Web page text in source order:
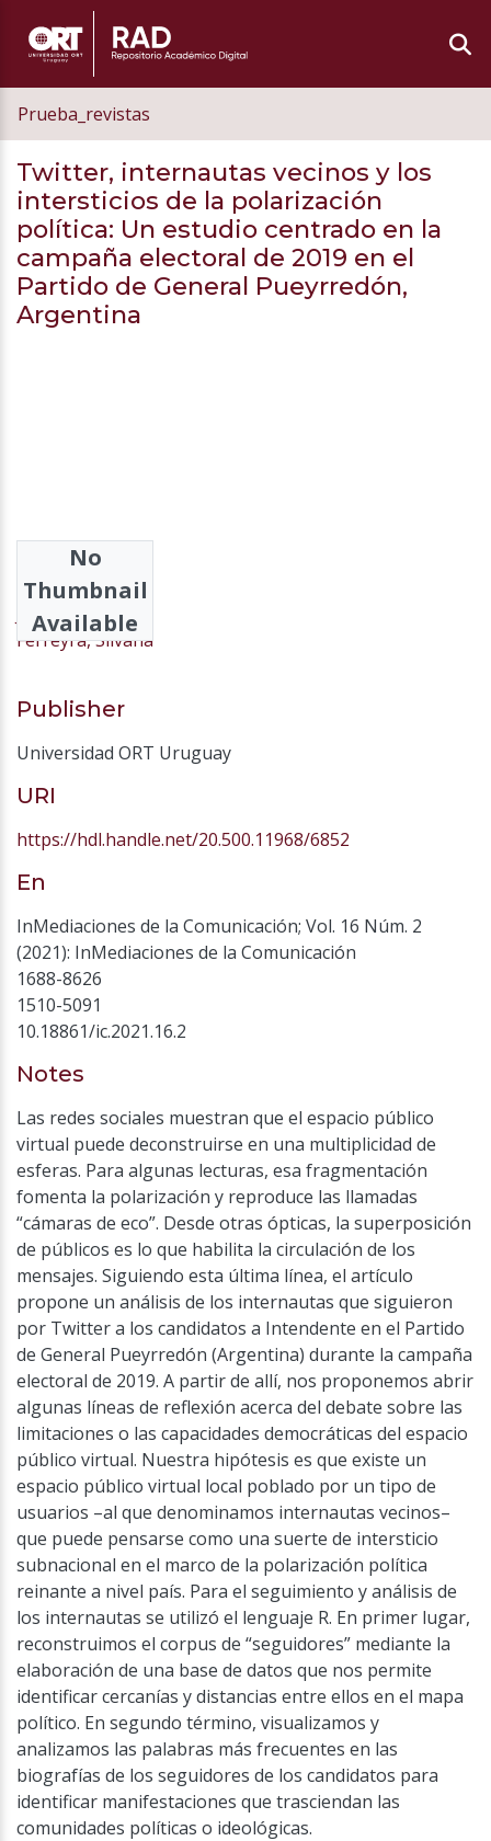
Prueba_revistas
Twitter, internautas vecinos y los
intersticios de la polarización
política: Un estudio centrado en la
campaña electoral de 2019 en el
Partido de General Pueyrredón,
Argentina
No
Thumbnail
Available
Authors
Juares, Wanda
Ferreyra, Silvana
Publisher
Universidad ORT Uruguay
URI
https://hdl.handle.net/20.500.11968/6852
En
InMediaciones de la Comunicación; Vol. 16 Núm. 2
(2021): InMediaciones de la Comunicación
1688-8626
1510-5091
10.18861/ic.2021.16.2
Notes
Las redes sociales muestran que el espacio público
virtual puede deconstruirse en una multiplicidad de
esferas. Para algunas lecturas, esa fragmentación
fomenta la polarización y reproduce las llamadas
“cámaras de eco”. Desde otras ópticas, la superposición
de públicos es lo que habilita la circulación de los
mensajes. Siguiendo esta última línea, el artículo
propone un análisis de los internautas que siguieron
por Twitter a los candidatos a Intendente en el Partido
de General Pueyrredón (Argentina) durante la campaña
electoral de 2019. A partir de allí, nos proponemos abrir
algunas líneas de reflexión acerca del debate sobre las
limitaciones o las capacidades democráticas del espacio
público virtual. Nuestra hipótesis es que existe un
espacio público virtual local poblado por un tipo de
usuarios –al que denominamos internautas vecinos–
que puede pensarse como una suerte de intersticio
subnacional en el marco de la polarización política
reinante a nivel país. Para el seguimiento y análisis de
los internautas se utilizó el lenguaje R. En primer lugar,
reconstruimos el corpus de “seguidores” mediante la
elaboración de una base de datos que nos permite
identificar cercanías y distancias entre ellos en el mapa
político. En segundo término, visualizamos y
analizamos las palabras más frecuentes en las
biografías de los seguidores de los candidatos para
identificar manifestaciones que trasciendan las
comunidades políticas o ideológicas.